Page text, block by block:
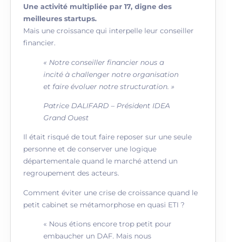
Une activité multipliée par 17, digne des
meilleures startups.
Mais une croissance qui interpelle leur conseiller
financier.
« Notre conseiller financier nous a
incité à challenger notre organisation
et faire évoluer notre structuration. »
Patrice DALIFARD – Président IDEA
Grand Ouest
Il était risqué de tout faire reposer sur une seule
personne et de conserver une logique
départementale quand le marché attend un
regroupement des acteurs.
Comment éviter une crise de croissance quand le
petit cabinet se métamorphose en quasi ETI ?
« Nous étions encore trop petit pour
embaucher un DAF. Mais nous